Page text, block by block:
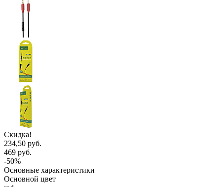
Скидка!
234,50 руб.
469 руб.
-50%
Основные характеристики
Основной цвет